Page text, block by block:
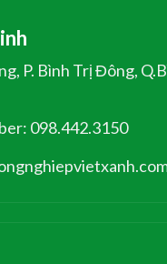
P. Bình Trị Đông,
098.442.3150